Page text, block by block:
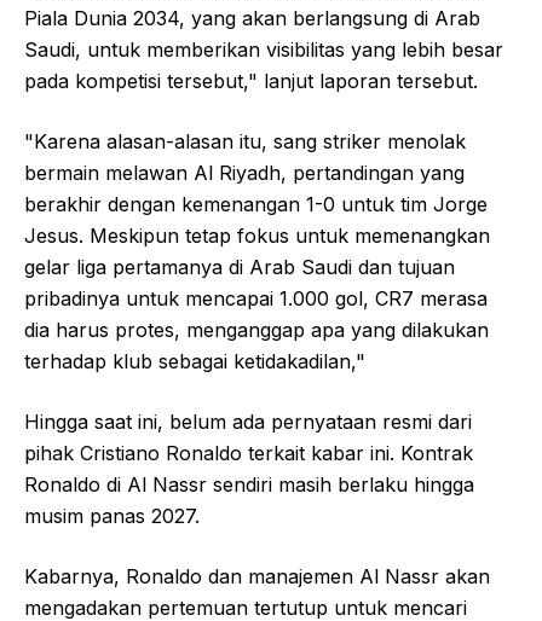
Piala Dunia 2034, yang akan berlangsung di Arab
Saudi, untuk memberikan visibilitas yang lebih besar
pada kompetisi tersebut," lanjut laporan tersebut.
"Karena alasan-alasan itu, sang striker menolak
bermain melawan Al Riyadh, pertandingan yang
berakhir dengan kemenangan 1-0 untuk tim Jorge
Jesus. Meskipun tetap fokus untuk memenangkan
gelar liga pertamanya di Arab Saudi dan tujuan
pribadinya untuk mencapai 1.000 gol, CR7 merasa
dia harus protes, menganggap apa yang dilakukan
terhadap klub sebagai ketidakadilan,"
Hingga saat ini, belum ada pernyataan resmi dari
pihak Cristiano Ronaldo terkait kabar ini. Kontrak
Ronaldo di Al Nassr sendiri masih berlaku hingga
musim panas 2027.
Kabarnya, Ronaldo dan manajemen Al Nassr akan
mengadakan pertemuan tertutup untuk mencari